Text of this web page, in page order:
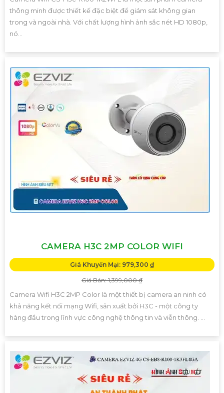
thông minh được thiết kế đặc biệt để giám sát không gian
trong và ngoài nhà. Với chất lượng hình ảnh sắc nét HD 1080p,
nó...
CAMERA H3C 2MP COLOR WIFI
Giá Khuyến Mại: 979,300 ₫
Giá Bán: 1,399,000 ₫
Camera Wifi H3C 2MP Color là một thiết bị camera an ninh có
khả năng kết nối mạng Wifi, sản xuất bởi H3C - một công ty
hàng đầu trong lĩnh vực công nghệ thông tin và viễn thông. ...